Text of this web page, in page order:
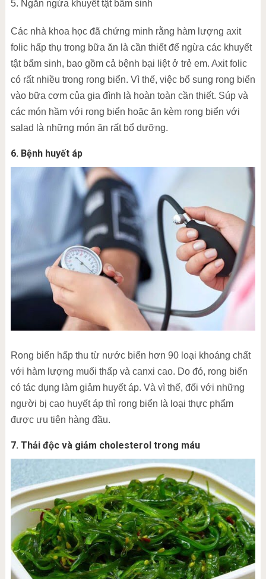
5. Ngăn ngừa khuyết tật bẩm sinh
Các nhà khoa học đã chứng minh rằng hàm lượng axit
folic hấp thụ trong bữa ăn là cần thiết để ngừa các khuyết
tật bẩm sinh, bao gồm cả bệnh bại liệt ở trẻ em. Axit folic
có rất nhiều trong rong biển. Vì thế, việc bổ sung rong biển
vào bữa cơm của gia đình là hoàn toàn cần thiết. Súp và
các món hầm với rong biển hoặc ăn kèm rong biển với
salad là những món ăn rất bổ dưỡng.
6. Bệnh huyết áp
Rong biển hấp thu từ nước biển hơn 90 loại khoáng chất
với hàm lượng muối thấp và canxi cao. Do đó, rong biển
có tác dụng làm giảm huyết áp. Và vì thế, đối với những
người bị cao huyết áp thì rong biển là loại thực phẩm
được ưu tiên hàng đầu.
7. Thải độc và giảm cholesterol trong máu